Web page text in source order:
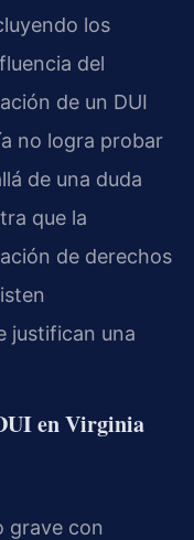
los
del
de un DUI
no logra probar
de una duda
que la
de derechos
justifican una
en Virginia
grave con